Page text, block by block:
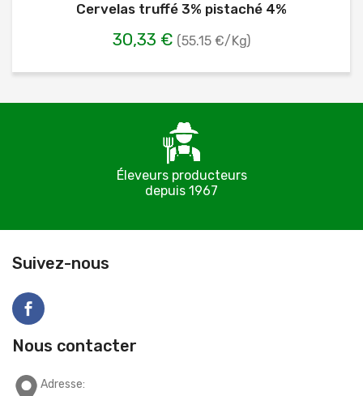
Cervelas truffé 3% pistaché 4%
30,33 € (55.15 €/Kg)
Éleveurs producteurs
depuis 1967
Suivez-nous
Nous contacter
Adresse: